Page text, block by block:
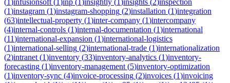
(1)instagram (1)instagram-shopping (2)installation (1)integration
(63)intellectual-property (1)inter-company (1)intercompany
(4)internal-controls (1)internal-documentation (1)international
(11)international-expansion (1)international-logistics
(1)international-selling (2)international-trade (1)internationalization
(2)intranet (1)inventory (33)inventory-analytics (1)inventory-
forecasting (1)inventory-management (5)inventory-optimization
(1)inventory-sync (4)invoice-processing (2)invoices (1)invoicing